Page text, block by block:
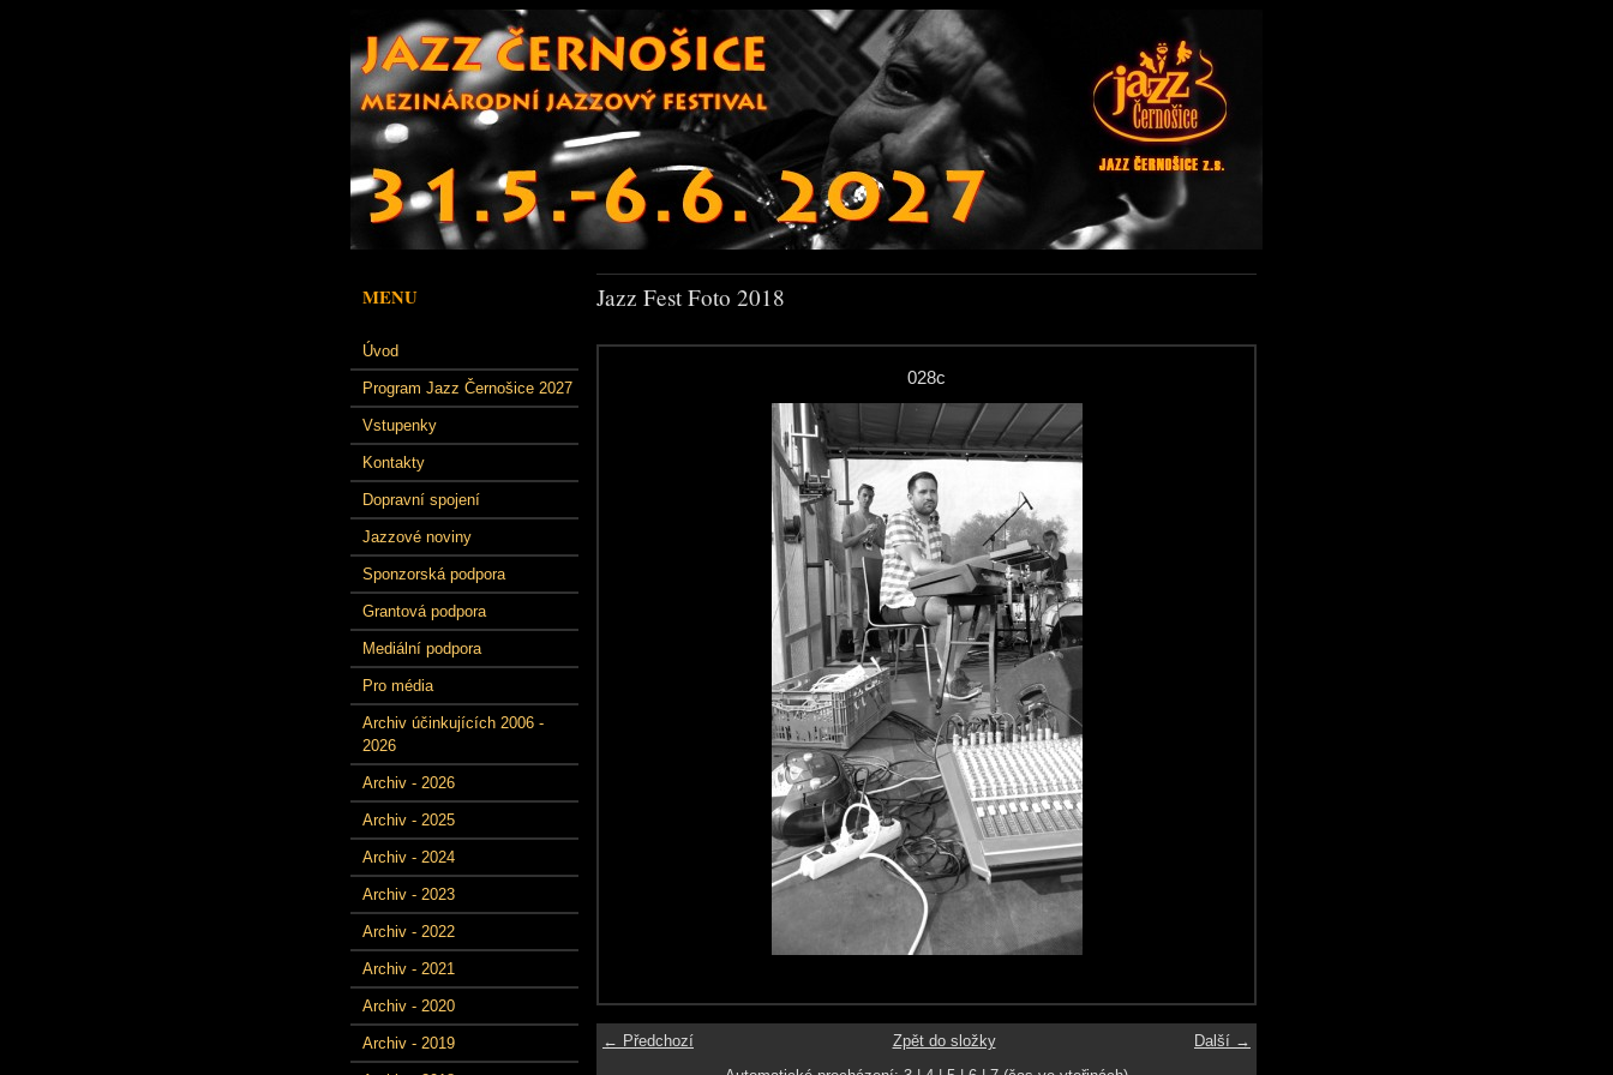
MENU
Úvod
Program Jazz Černošice 2027
Vstupenky
Kontakty
Dopravní spojení
Jazzové noviny
Sponzorská podpora
Grantová podpora
Mediální podpora
Pro média
Archiv účinkujících 2006 -
2026
Archiv - 2026
Archiv - 2025
Archiv - 2024
Archiv - 2023
Archiv - 2022
Archiv - 2021
Archiv - 2020
Archiv - 2019
Jazz Fest Foto 2018
028c
← Předchozí Další →
Zpět do složky